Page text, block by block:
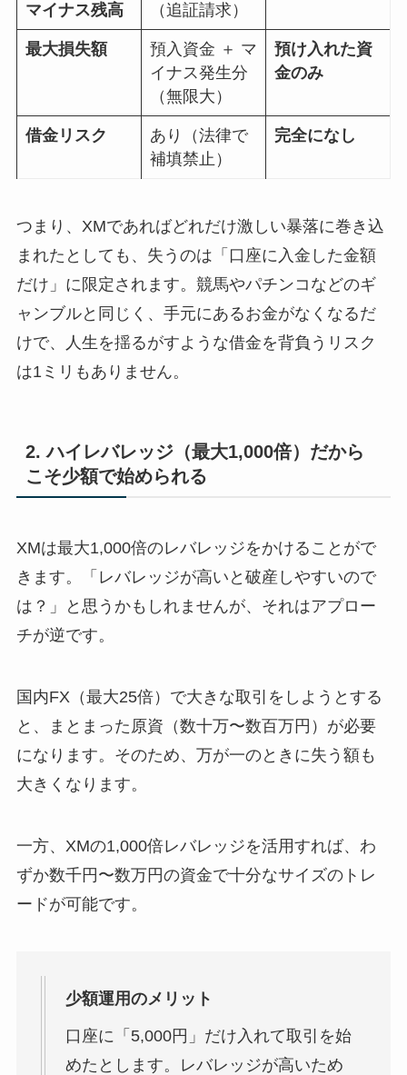
マイナス残高
（追証請求）
最大損失額
預入資金 ＋ マ
イナス発生分
（無限大）
預け入れた資
金のみ
借金リスク
あり（法律で
補填禁止）
完全になし
つまり、XMであればどれだけ激しい暴落に巻き込
まれたとしても、失うのは「口座に入金した金額
だけ」に限定されます。競馬やパチンコなどのギ
ャンブルと同じく、手元にあるお金がなくなるだ
けで、人生を揺るがすような借金を背負うリスク
は1ミリもありません。
2. ハイレバレッジ（最大1,000倍）だから
こそ少額で始められる
XMは最大1,000倍のレバレッジをかけることがで
きます。「レバレッジが高いと破産しやすいので
は？」と思うかもしれませんが、それはアプロー
チが逆です。
国内FX（最大25倍）で大きな取引をしようとする
と、まとまった原資（数十万〜数百万円）が必要
になります。そのため、万が一のときに失う額も
大きくなります。
一方、XMの1,000倍レバレッジを活用すれば、わ
ずか数千円〜数万円の資金で十分なサイズのトレ
ードが可能です。
少額運用のメリット
口座に「5,000円」だけ入れて取引を始
めたとします。レバレッジが高いため